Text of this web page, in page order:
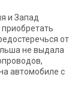
и Запад
от
не выдала
автомобиле с